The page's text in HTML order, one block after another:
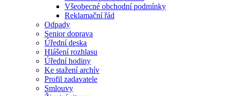
Všeobecné obchodní podmínky
Reklamační řád
Odpady
Senior doprava
Úřední deska
Hlášení rozhlasu
Úřední hodiny
Ke stažení archív
Profil zadavatele
Smlouvy